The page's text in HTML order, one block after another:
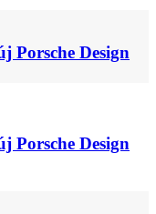
Porsche Design
Porsche Design